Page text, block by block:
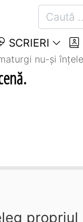
SCRIERI
nu-şi
propriul